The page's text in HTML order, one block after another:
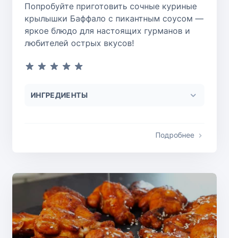
Попробуйте приготовить сочные куриные
крылышки Баффало с пикантным соусом —
яркое блюдо для настоящих гурманов и
любителей острых вкусов!
ИНГРЕДИЕНТЫ
Подробнее